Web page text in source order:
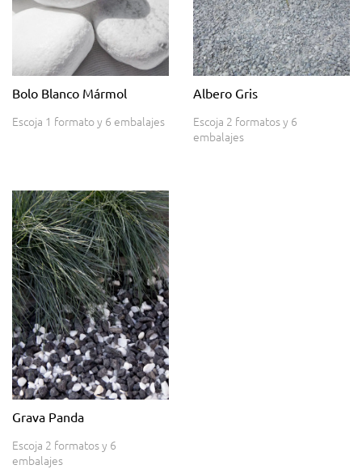
Bolo Blanco Mármol
Escoja 1 formato y 6 embalajes
Albero Gris
Escoja 2 formatos y 6
embalajes
Grava Panda
Escoja 2 formatos y 6
embalajes